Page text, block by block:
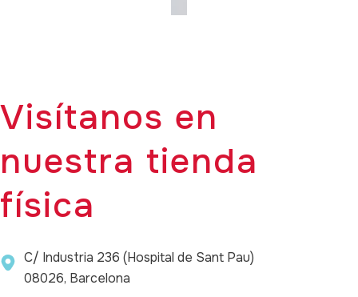
Visítanos en
nuestra tienda
física
C/ Industria 236 (Hospital de Sant Pau)
08026, Barcelona